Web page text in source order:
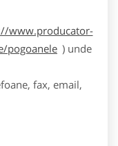
www.producator-
pogoanele ) unde
fax, email,